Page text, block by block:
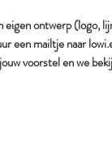
eigen ontwerp (logo,
een mailtje naar
voorstel en we